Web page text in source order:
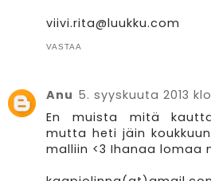
viivi.rita@luukku.com
VASTAA
Anu 5. syyskuuta 2013 klo
En muista mitä
mutta heti jäin
malliin <3 Ihanaa lomaa